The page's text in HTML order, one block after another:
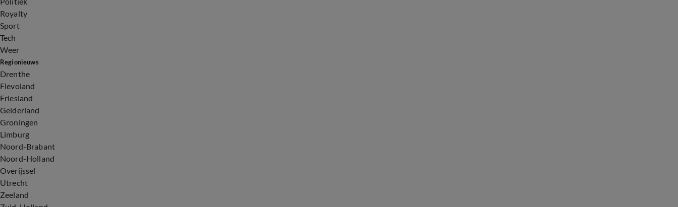
Royalty
Sport
Tech
Weer
Regionieuws
Drenthe
Flevoland
Friesland
Gelderland
Groningen
Limburg
Noord-Brabant
Noord-Holland
Overijssel
Utrecht
Zeeland